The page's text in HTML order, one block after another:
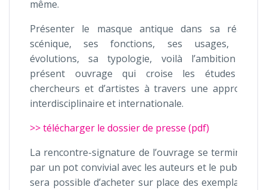
même.
Présenter le masque antique dans sa réalité
scénique, ses fonctions, ses usages, ses
évolutions, sa typologie, voilà l’ambition du
présent ouvrage qui croise les études de
chercheurs et d’artistes à travers une approche
interdisciplinaire et internationale.
>> télécharger le dossier de presse (pdf)
La rencontre-signature de l’ouvrage se terminera
par un pot convivial avec les auteurs et le public. Il
sera possible d’acheter sur place des exemplaires